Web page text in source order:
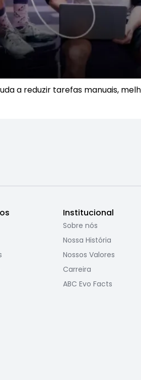
a reduzir tarefas manuais,
Institucional
Sobre nós
Nossa História
Nossos Valores
Carreira
ABC Evo Facts